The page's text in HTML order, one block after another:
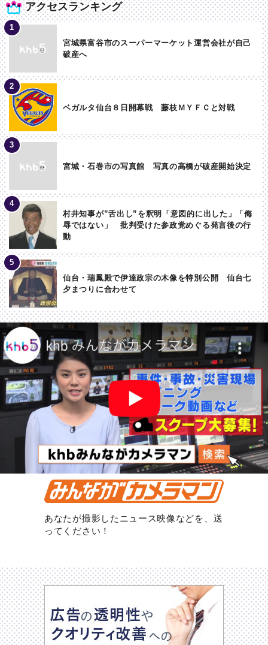
アクセスランキング
宮城県富谷市のスーパーマーケット運営会社が自己
破産へ
ベガルタ仙台８日開幕戦 藤枝ＭＹＦＣと対戦
宮城・石巻市の写真館 写真の高橋が破産開始決定
村井知事が”舌出し”を釈明「意図的に出した」「侮
辱ではない」 批判受けた参政党めぐる発言後の行
動
仙台・瑞鳳殿で伊達政宗の木像を特別公開 仙台七
夕まつりに合わせて
あなたが撮影したニュース映像などを、送
ってください！